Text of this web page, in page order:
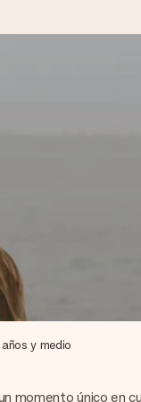
más importa.
solo todo el
y medio
único en